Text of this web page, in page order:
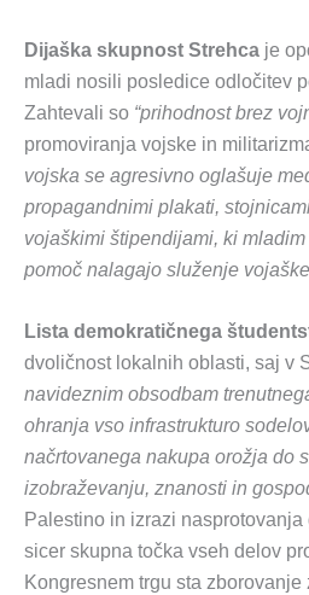
Dijaška skupnost Strehca je
mladi nosili posledice odločitev
Zahtevali so “prihodnost brez
promoviranja vojske in
vojska se agresivno oglašuje
propagandnimi plakati,
vojaškimi štipendijami, ki
pomoč nalagajo služenje
Lista demokratičnega
dvoličnost lokalnih oblasti, saj v
navideznim obsodbam
ohranja vso infrastrukturo
načrtovanega nakupa orožja do
izobraževanju, znanosti in
Palestino in izrazi
sicer skupna točka vseh delov
Kongresnem trgu sta